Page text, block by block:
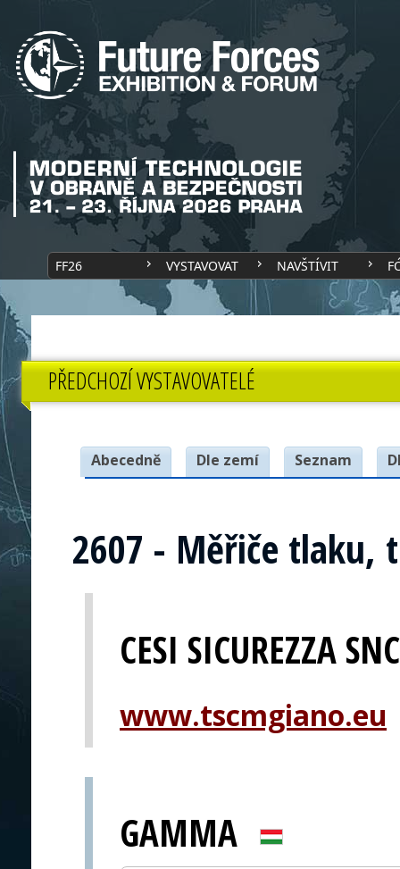
FF26 VYSTAVOVAT NAVŠTÍVIT
PŘEDCHOZÍ VYSTAVOVATELÉ
Abecedně Dle zemí Seznam
2607 - Měřiče tlaku,
CESI SICUREZZA SNC
www.tscmgiano.eu
GAMMA